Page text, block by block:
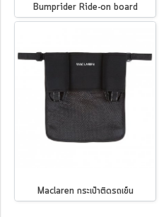
Bumprider Ride-on board
Maclaren กระเป๋าติดรถเข็น